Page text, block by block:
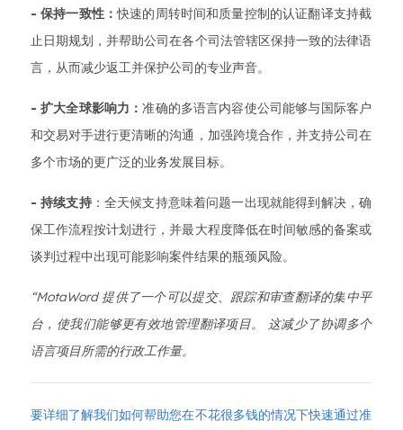
- 保持一致性：快速的周转时间和质量控制的认证翻译支持截
止日期规划，并帮助公司在各个司法管辖区保持一致的法律语
言，从而减少返工并保护公司的专业声音。
- 扩大全球影响力：准确的多语言内容使公司能够与国际客户
和交易对手进行更清晰的沟通，加强跨境合作，并支持公司在
多个市场的更广泛的业务发展目标。
- 持续支持：全天候支持意味着问题一出现就能得到解决，确
保工作流程按计划进行，并最大程度降低在时间敏感的备案或
谈判过程中出现可能影响案件结果的瓶颈风险。
“MotaWord 提供了一个可以提交、跟踪和审查翻译的集中平
台，使我们能够更有效地管理翻译项目。 这减少了协调多个
语言项目所需的行政工作量。
要详细了解我们如何帮助您在不花很多钱的情况下快速通过准